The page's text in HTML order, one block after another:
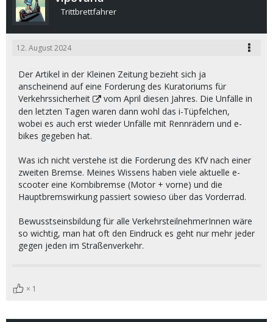
Trittbrettfahrer
12. August 2024
Der Artikel in der Kleinen Zeitung bezieht sich ja
anscheinend auf eine Forderung des Kuratoriums für
Verkehrssicherheit
vom April diesen Jahres. Die Unfälle in
den letzten Tagen waren dann wohl das i-Tüpfelchen,
wobei es auch erst wieder Unfälle mit Rennrädern und e-
bikes gegeben hat.
Was ich nicht verstehe ist die Forderung des KfV nach einer
zweiten Bremse. Meines Wissens haben viele aktuelle e-
scooter eine Kombibremse (Motor + vorne) und die
Hauptbremswirkung passiert sowieso über das Vorderrad.
Bewusstseinsbildung für alle VerkehrsteilnehmerInnen wäre
so wichtig, man hat oft den Eindruck es geht nur mehr jeder
gegen jeden im Straßenverkehr.
1